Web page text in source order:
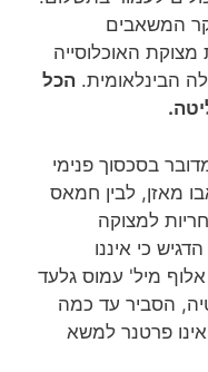
המשאבים
האוכלוסייה
הבינלאומית. הכל
בסכסוך פנימי
מאזן, לבין חמאס
למצוקה
כי איננו
מיל' עמוס גלעד
הסביר עד כמה
פרטנר למשא